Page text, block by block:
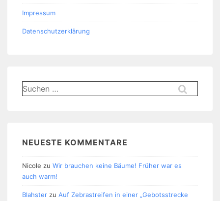
Impressum
Datenschutzerklärung
Suchen
nach:
NEUESTE KOMMENTARE
Nicole zu Wir brauchen keine Bäume! Früher war es
auch warm!
Blahster zu Auf Zebrastreifen in einer „Gebotsstrecke